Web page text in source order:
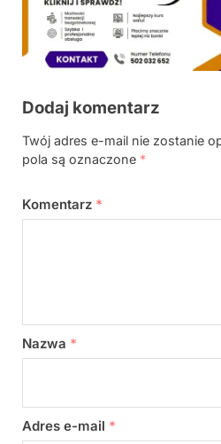
Dodaj komentarz
Twój adres e-mail nie zostanie
pola są oznaczone *
Komentarz *
Nazwa *
Adres e-mail *